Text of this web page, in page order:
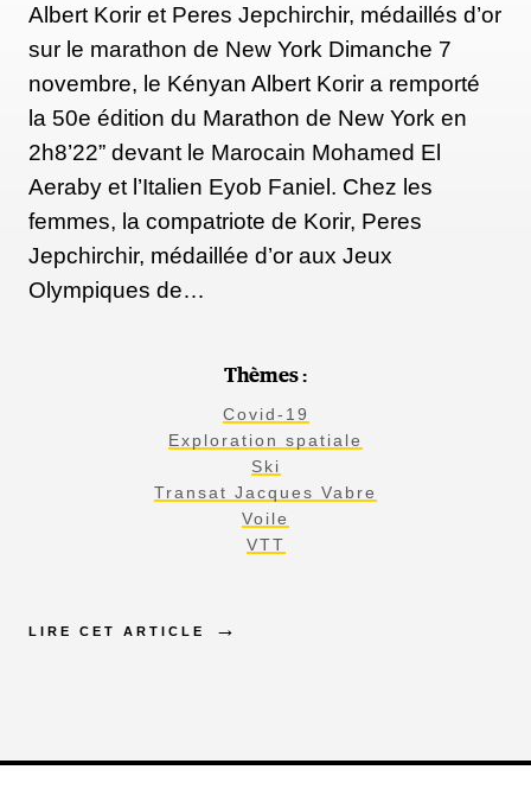
Albert Korir et Peres Jepchirchir, médaillés d’or
sur le marathon de New York Dimanche 7
novembre, le Kényan Albert Korir a remporté
la 50e édition du Marathon de New York en
2h8’22” devant le Marocain Mohamed El
Aeraby et l’Italien Eyob Faniel. Chez les
femmes, la compatriote de Korir, Peres
Jepchirchir, médaillée d’or aux Jeux
Olympiques de…
Thèmes :
Covid-19
Exploration spatiale
Ski
Transat Jacques Vabre
Voile
VTT
LIRE CET ARTICLE